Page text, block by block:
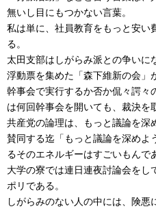
無いし目にもつかない言葉。
私は単に、社員教育をもっと安い
る。
太田支部はしがらみ派との争いに
浮動票を集めた「森下維新の会」
幹事会で実行するか否か侃々諤々
は何回幹事会を開いても、裁決を
共産党の論理は、もっと議論を深
賛同する迄「もっと議論を深めよ
るそのエネルギーはすごいもんで
大学の寮では連日連夜討論会をし
ポリである。
しがらみのない人の中には、険